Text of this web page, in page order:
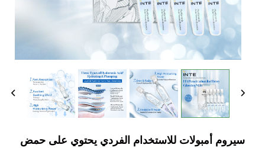
سيروم أمبولات للاستخدام الفردي يحتوي على حمض